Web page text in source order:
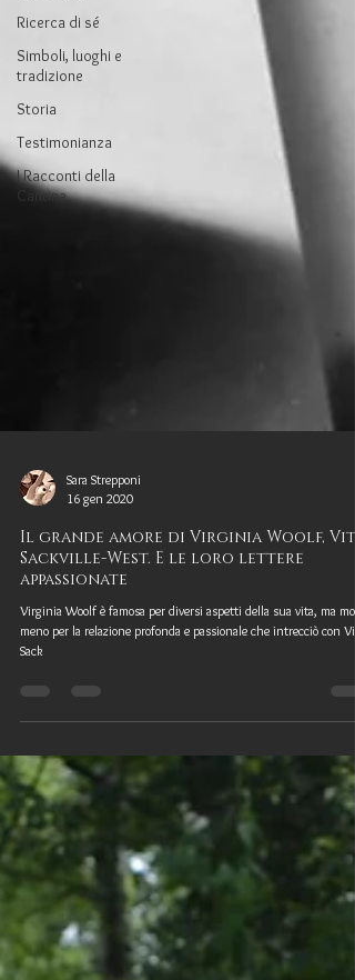
Ricerca di sé
Simboli, luoghi e
tradizione
Storia
Testimonianza
I Racconti della
Cantina
16 gen 2020
Il grande amore di Virginia Woolf, Vita
appassionate
Virginia Woolf è famosa per diversi aspetti della sua vita, ma
Sack